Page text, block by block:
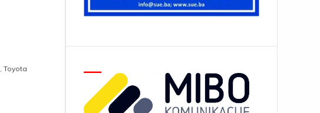
,Toyota